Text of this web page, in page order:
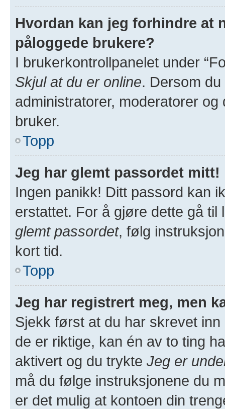
Hvordan kan jeg forhindre at
påloggede brukere?
I brukerkontrollpanelet under
Skjul at du er online. Dersom
administratorer, moderatorer
bruker.
Topp
Jeg har glemt passordet mitt!
Ingen panikk! Ditt passord kan
erstattet. For å gjøre dette gå
glemt passordet, følg
kort tid.
Topp
Jeg har registrert meg, men
Sjekk først at du har skrevet
de er riktige, kan én av to ting
aktivert og du trykte Jeg er
må du følge instruksjonene du
er det mulig at kontoen din